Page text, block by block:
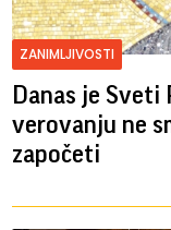
ZANIMLJIVOSTI
Danas je Sveti
verovanju ne
započeti